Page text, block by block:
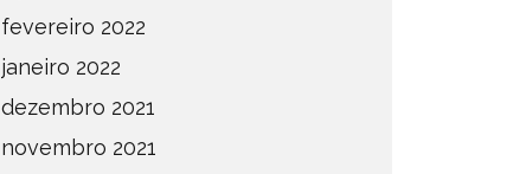
fevereiro 2022
janeiro 2022
dezembro 2021
novembro 2021